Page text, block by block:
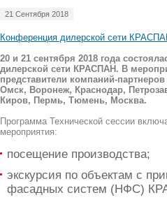
21 Сентября 2018
Конференция дилерской сети
20 и 21 сентября 2018 года
дилерской сети КРАСПАН. В
представители компаний-
Омск, Воронеж, Краснодар,
Киров, Пермь, Тюмень, Москва.
Программа Технической сессии
мероприятия:
посещение производства;
экскурсия по объектам с
фасадных систем (НФС)